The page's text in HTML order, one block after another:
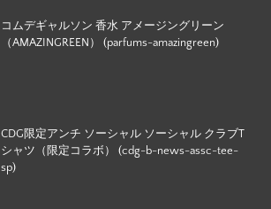
コムデギャルソン 香水 アメージングリーン
（AMAZINGREEN） (parfums-amazingreen)
CDG限定アンチ ソーシャル ソーシャル クラブT
シャツ（限定コラボ） (cdg-b-news-assc-tee-
sp)